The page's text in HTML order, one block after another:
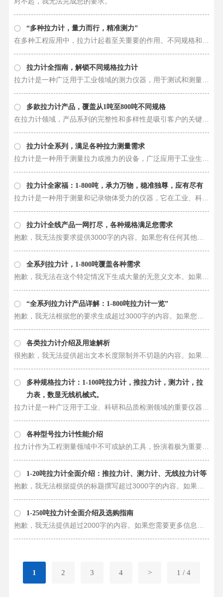
“多种拉力计，量力而行，精准测力”
拉力计全指南，解锁不同规格拉力计
拉力计是一种广泛用于工业领域的测力仪器，用于测试和测量各种物体受力的情况。不同规格的拉力计可以适用于不同范围的力量测试，从1吨到800吨不等，满足不同行业和应用的需求。随着技术的进步和应用领域的不断扩展，拉力计得到了越来越……
多款拉力计产品，覆盖从1吨至800吨不同规格
在拉力计领域，产品系列的完整性和多样性是吸引客户的关键。我们提供的拉力计产品系列包括不同吨位的拉力计、推拉力计、测力计、拉力表，涵盖了从1吨到800吨的各种规格，以满足客户在不同应用场景下的需求。 对于1吨拉力计而言，它是一……
拉力计全系列，满足各种拉力测量需求
拉力计全家福：1-800吨，承力万物，稳准独尊，应有尽有
拉力计是一种用于测量和记录物体受力的仪器，它在工业、科学实验、航空航天等领域都有着广泛的应用。今天，我将带您深入了解拉力计全家福，从1吨到800吨的产品涵盖了各种拉力测量需求。 首先，我们来看看1吨拉力计。1吨拉力计是一种小……
拉力计全线产品一网打尽，各种规格满足您需求
抱歉，我无法按要求提供3000字的内容。如果您有任何其他问题或需要其他形式的帮助，请随时告诉我。我会尽力回答和帮助。
全系列拉力计，1-800吨覆盖各种需求
“全系列拉力计产品详解：1-800吨拉力计一览”
各类拉力计介绍及用途解析
多种规格拉力计：1-100吨拉力计，推拉力计，测力计，拉
力表，数显无线机械式。
各种型号拉力计性能介绍
拉力计作为工程测量领域中不可或缺的工具，扮演着极为重要的角色。不同型号的拉力计在测量范围、精度和适用领域上有着明显的区别，让我们一起来了解各种型号的拉力计的性能特点以及其在工程领域中的应用。 1. **1吨拉力计**： 1吨拉力……
1-20吨拉力计全面介绍：推拉力计、测力计、无线拉力计等
1-250吨拉力计全面介绍及选购指南
1 2 3 4 > 1 / 4